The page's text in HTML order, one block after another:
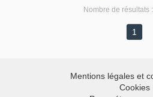
Nombre de résultats :
1
Mentions légales et
Cookies